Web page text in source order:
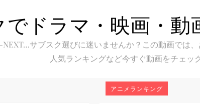
でドラマ・映画・
サブスク選びに迷いませんか？この動画では
人気ランキングなど今すぐ動画をチェッ
アニメランキング